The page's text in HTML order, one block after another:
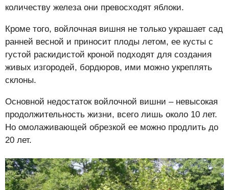
количеству железа они превосходят яблоки.
Кроме того, войлочная вишня не только украшает сад
ранней весной и приносит плоды летом, ее кусты с
густой раскидистой кроной подходят для создания
живых изгородей, бордюров, ими можно укреплять
склоны.
Основной недостаток войлочной вишни – невысокая
продолжительность жизни, всего лишь около 10 лет.
Но омолаживающей обрезкой ее можно продлить до
20 лет.